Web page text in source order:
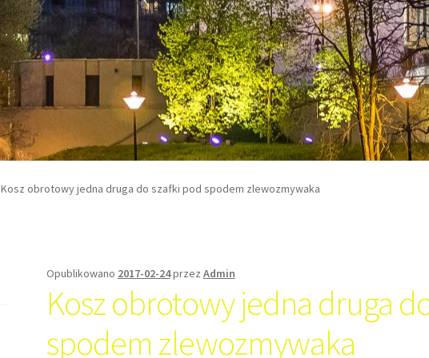
Kosz obrotowy jedna druga do szafki pod spodem zlewozmywaka
Opublikowano 2017-02-24przez Admin
Kosz obrotowy jedna druga
spodem zlewozmywaka